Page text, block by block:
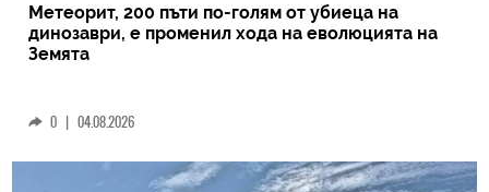
Метеорит, 200 пъти по-голям от убиеца на
динозаври, е променил хода на еволюцията на
Земята
0 | 04.08.2026